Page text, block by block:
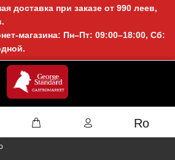
доставка при заказе от 990 леев,
магазина: Пн–Пт: 09:00–18:00, Сб:
Ro